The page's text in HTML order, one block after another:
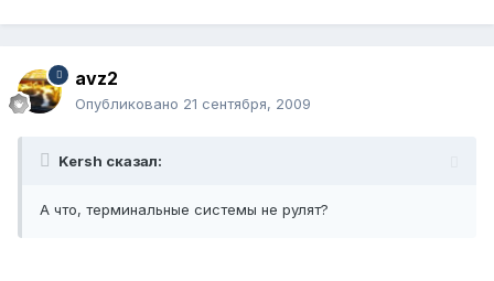
avz2
Опубликовано 21 сентября, 2009
Kersh сказал:
А что, терминальные системы не рулят?